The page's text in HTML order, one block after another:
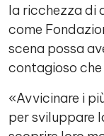
la ricchezza di
come
scena possa
contagioso che
«Avvicinare i
per sviluppare